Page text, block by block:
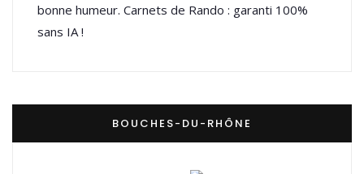
bonne humeur. Carnets de Rando : garanti 100%
sans IA !
BOUCHES-DU-RHÔNE